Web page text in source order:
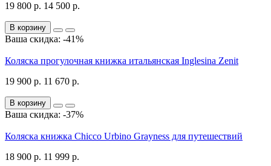
19 800 р. 14 500 р.
В корзину
Ваша скидка: -41%
Коляска прогулочная книжка итальянская Inglesina Zenit
19 900 р. 11 670 р.
В корзину
Ваша скидка: -37%
Коляска книжка Chicco Urbino Grayness для путешествий
18 900 р. 11 999 р.